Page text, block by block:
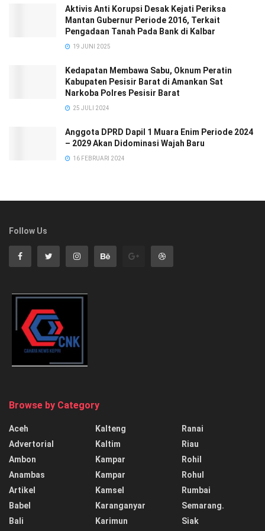
Aktivis Anti Korupsi Desak Kejati Periksa
Mantan Gubernur Periode 2016, Terkait
Pengadaan Tanah Pada Bank di Kalbar
19 JUNI 2025
Kedapatan Membawa Sabu, Oknum Peratin
Kabupaten Pesisir Barat di Amankan Sat
Narkoba Polres Pesisir Barat
25 JULI 2024
Anggota DPRD Dapil 1 Muara Enim Periode 2024
– 2029 Akan Didominasi Wajah Baru
16 FEBRUARI 2024
Follow Us
Browse by Category
Aceh
Advertorial
Ambon
Anambas
Artikel
Babel
Bali
Kalteng
Kaltim
Kampar
Kampar
Kamsel
Karanganyar
Karimun
Ranai
Riau
Rohil
Rohul
Rumbai
Semarang.
Siak